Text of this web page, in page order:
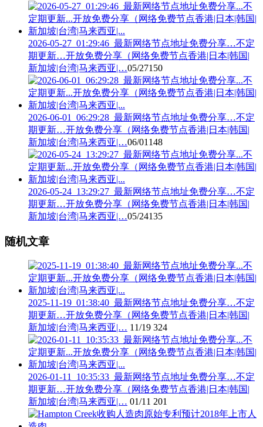
2026-05-27_01:29:46_最新网络节点地址免费分享…不定
期更新…开放免费分享（网络免费节点香港|日本|韩国|
新加坡|台湾|马来西亚|…05/27150
2026-06-01_06:29:28_最新网络节点地址免费分享…不定
期更新…开放免费分享（网络免费节点香港|日本|韩国|
新加坡|台湾|马来西亚|…06/01 148
2026-05-24_13:29:27_最新网络节点地址免费分享…不定
期更新…开放免费分享（网络免费节点香港|日本|韩国|
新加坡|台湾|马来西亚|…05/24135
随机文章
2025-11-19_01:38:40_最新网络节点地址免费分享…不定
期更新…开放免费分享（网络免费节点香港|日本|韩国|
新加坡|台湾|马来西亚|… 11/19 324
2026-01-11_10:35:33_最新网络节点地址免费分享…不定
期更新…开放免费分享（网络免费节点香港|日本|韩国|
新加坡|台湾|马来西亚|… 01/11 201